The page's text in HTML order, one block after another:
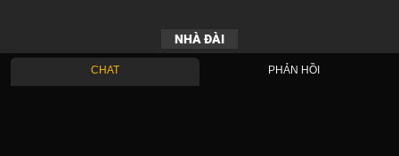
NHÀ ĐÀI
CHAT PHẢN HỒI